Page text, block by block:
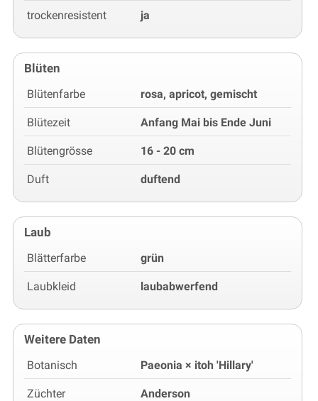
trockenresistent ja
Blüten
Blütenfarbe rosa, apricot, gemischt
Blütezeit Anfang Mai bis Ende Juni
Blütengrösse 16 - 20 cm
Duft duftend
Laub
Blätterfarbe grün
Laubkleid laubabwerfend
Weitere Daten
Botanisch Paeonia × itoh 'Hillary'
Züchter Anderson